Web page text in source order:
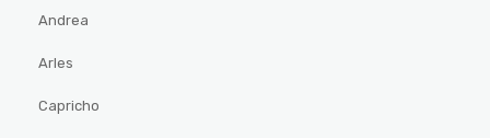
Andrea
Arles
Capricho